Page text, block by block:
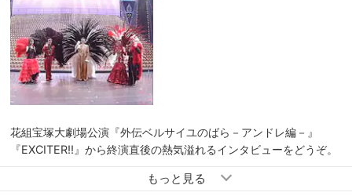
花組宝塚大劇場公演『外伝ベルサイユのばら－アンドレ編－』
『EXCITER!!』から終演直後の熱気溢れるインタビューをどうぞ。
ショーも芝居もこれぞタカラヅカ！ という世界が楽しめる本作で